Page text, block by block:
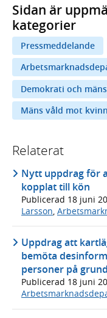
Sidan är
kategorier
Pressmeddelande
Demokrati och
Mäns våld mot
Relaterat
Nytt uppdrag för
kopplat till kön
Publicerad 18 juni
Larsson
Uppdrag att
bemöta
personer på
Publicerad 18 juni